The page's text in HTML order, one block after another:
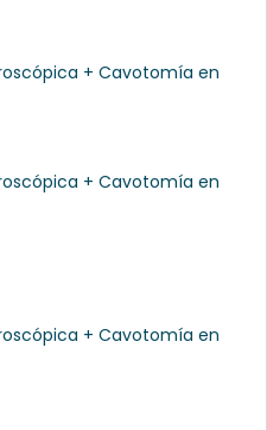
+ Cavotomía en
+ Cavotomía en
+ Cavotomía en